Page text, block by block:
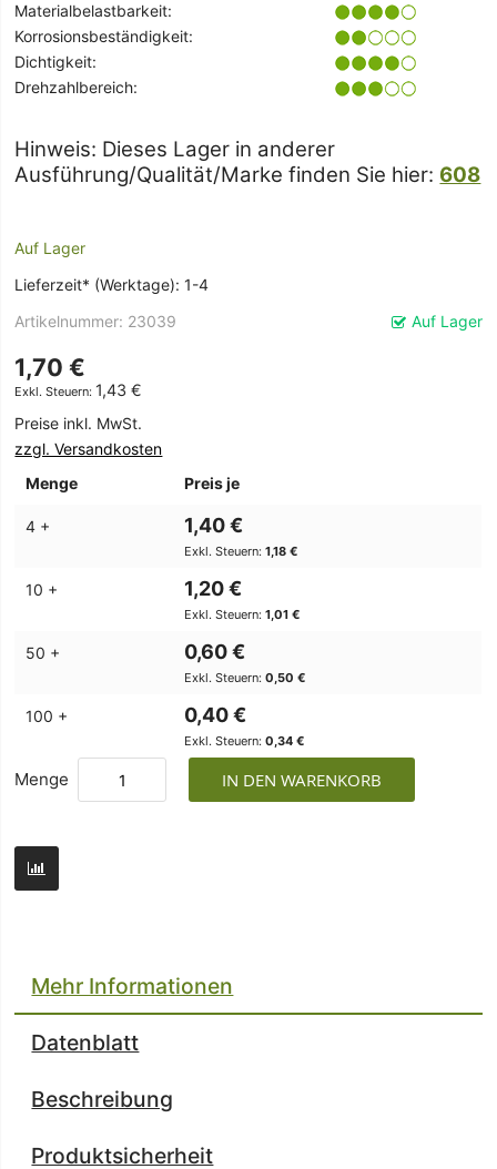
Materialbelastbarkeit:
Korrosionsbeständigkeit:
Dichtigkeit:
Drehzahlbereich:
Hinweis: Dieses Lager in anderer
Ausführung/Qualität/Marke finden Sie hier: 608
Auf Lager
Lieferzeit* (Werktage): 1-4
Auf Lager
Artikelnummer 23039
1,70 €
1,43 €
Preise inkl. MwSt.
zzgl. Versandkosten
Menge
Preis je
4 + 1,40 €
1,18 €
10 + 1,20 €
1,01 €
50 + 0,60 €
0,50 €
100 + 0,40 €
0,34 €
Menge IN DEN WARENKORB
Mehr Informationen
Datenblatt
Beschreibung
Produktsicherheit